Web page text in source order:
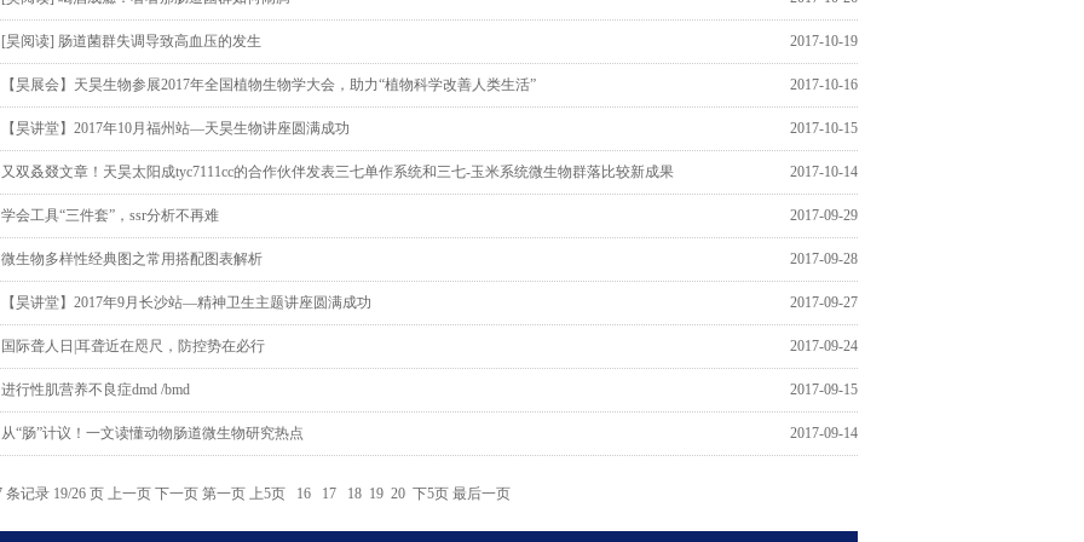
[昊阅读] 肠道菌群失调导致高血压的发生 2017-10-19
【昊展会】天昊生物参展2017年全国植物生物学大会，助力“植物科学改善人类生活” 2017-10-16
【昊讲堂】2017年10月福州站—天昊生物讲座圆满成功 2017-10-15
又双叒叕文章！天昊太阳成tyc7111cc的合作伙伴发表三七单作系统和三七-玉米系统微生物群落比较新成果 2017-10-14
学会工具“三件套”，ssr分析不再难 2017-09-29
微生物多样性经典图之常用搭配图表解析 2017-09-28
【昊讲堂】2017年9月长沙站—精神卫生主题讲座圆满成功 2017-09-27
国际聋人日|耳聋近在咫尺，防控势在必行 2017-09-24
进行性肌营养不良症dmd /bmd 2017-09-15
从“肠”计议！一文读懂动物肠道微生物研究热点 2017-09-14
条记录 19/26 页 上一页 下一页 第一页 上5页 16 17 18 19 20 下5页 最后一页